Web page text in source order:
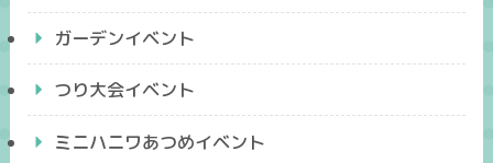
ガーデンイベント
つり大会イベント
ミニハニワあつめイベント